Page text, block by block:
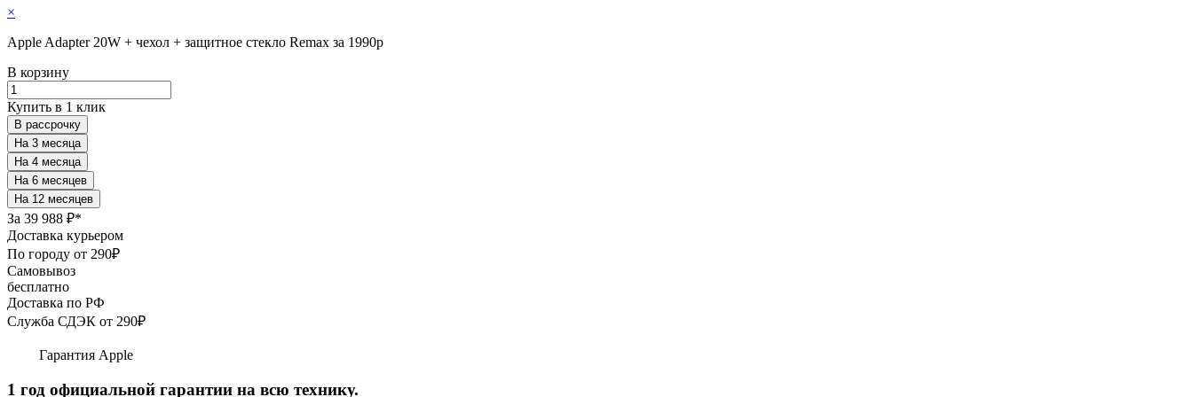
×
Apple Adapter 20W + чехол + защитное стекло Remax за 1990р
В корзину
Купить в 1 клик
В рассрочку
За 39 988 ₽*
Доставка курьером
По городу от 290₽
Самовывоз
бесплатно
Доставка по РФ
Служба СДЭК от 290₽
Гарантия Apple
1 год официальной гарантии на всю технику.